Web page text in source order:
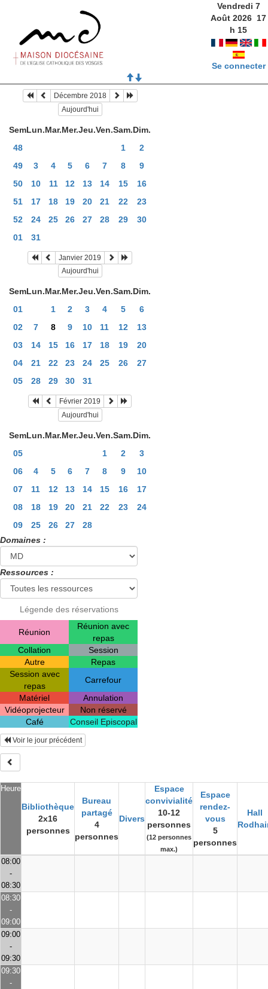
Vendredi 7
Août 2026 17
h 16
Se connecter
Décembre 2018
Aujourd'hui
SemLun.Mar.Mer.Jeu.Ven.Sam.Dim.
48
1
2
49
3 4 5 6 7 8
9
50
10 11 12 13 14 15
16
51
17 18 19 20 21 22
23
52
24 25 26 27 28 29
30
01
31
Janvier 2019
Aujourd'hui
SemLun.Mar.Mer.Jeu.Ven.Sam.Dim.
01
1 2 3 4 5
6
02
7 8 9 10 11 12
13
03
14 15 16 17 18 19
20
04
21 22 23 24 25 26
27
05
28 29 30 31
Février 2019
Aujourd'hui
SemLun.Mar.Mer.Jeu.Ven.Sam.Dim.
05
1 2
3
06
4 5 6 7 8 9
10
07
11 12 13 14 15 16
17
08
18 19 20 21 22 23
24
09
25 26 27
28
Domaines :
Ressources :
Légende des réservations
Réunion
Réunion avec
repas
Collation
Session
Autre
Repas
Session avec
repas
Carrefour
Matériel
Annulation
Vidéoprojecteur
Non réservé
Café
Conseil Episcopal
Heure
Bibliothèque
2x16
personnes
Bureau
partagé
4
personnes
Divers
Espace
convivialité
10-12
personnes
(12 personnes
max.)
Espace
rendez-
vous
5
personnes
Hall
Voir le jour précédent
08:00
-
08:30
08:30
-
09:00
09:00
-
09:30
09:30
-